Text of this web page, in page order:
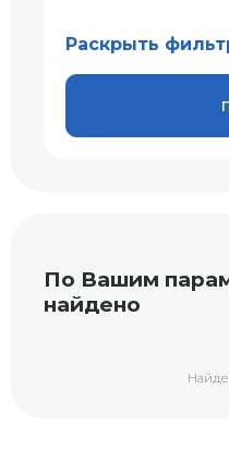
Раскрыть
По Вашим
найдено